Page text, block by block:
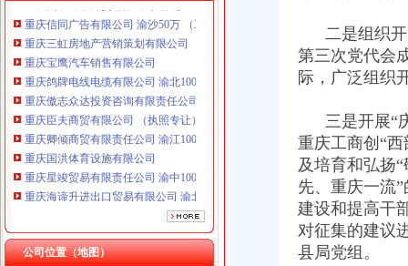
重庆信同广告有限公司 渝沙50万 （工商注册）
重庆三虹房地产营销策划有限公司
重庆宝鹰汽车销售有限公司
重庆鸽牌电线电缆有限公司 渝北10010万 (进出口权)
重庆傲志众达投资咨询有限责任公司 渝九1000万 （增资）
重庆臣夫商贸有限公司 （执照专让）
重庆卿倾商贸有限责任公司 渝江100万 （工商注册）
重庆国洪体育设施有限公司
重庆星竣贸易有限责任公司 渝中100万 （进出口权）
重庆海谛升进出口贸易有限公司 渝北100万 （进出口权）
重庆奕欣锦诚商贸有限公司 渝九50万 （工商注册）
重庆信同广告有限公司 渝沙50万 （工商注册）
重庆三虹房地产营销策划有限公司
重庆宝鹰汽车销售有限公司
公司位置（地图）
二是组织开
第三次党代会
际，广泛组织
三是开展“庆
重庆工商创“
及培育和弘扬
先、重庆一流
建设和提高干
对征集的建议
县局党组。